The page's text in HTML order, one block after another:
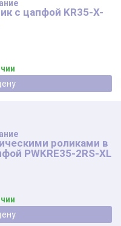
с цапфой KR35-X-
цену
роликами в
PWKRE35-2RS-XL
цену